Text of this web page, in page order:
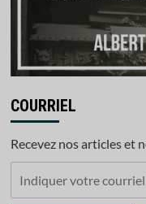
COURRIEL
Recevez nos articles et